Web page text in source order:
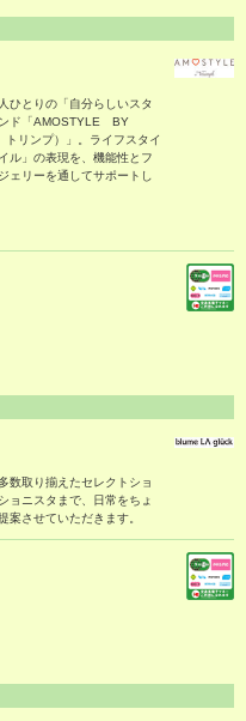
ひとりの「自分らしいスタ
ンド「AMOSTYLE BY
リンプ）」。ライフスタイ
ル」の表現を、機能性とフ
ェリーを通してサポートし
数取り揃えたセレクトショ
ョニスタまで、日常をちょ
案させていただきます。